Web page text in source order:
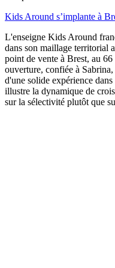
Kids Around s’implante à
L'enseigne Kids Around
dans son maillage territorial
point de vente à Brest, au
ouverture, confiée à
d'une solide expérience
illustre la dynamique de
sur la sélectivité plutôt que